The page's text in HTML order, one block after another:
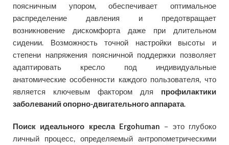
поясничным упором, обеспечивает оптимальное
распределение давления и предотвращает
возникновение дискомфорта даже при длительном
сидении. Возможность точной настройки высоты и
степени напряжения поясничной поддержки позволяет
адаптировать кресло под индивидуальные
анатомические особенности каждого пользователя, что
является ключевым фактором для профилактики
заболеваний опорно-двигательного аппарата
Поиск идеального кресла Ergohuman – это глубоко
личный процесс, определяемый антропометрическими